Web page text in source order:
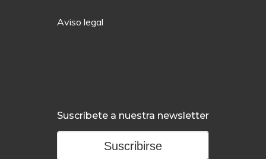
Aviso legal
Suscríbete a nuestra newsletter
Suscribirse